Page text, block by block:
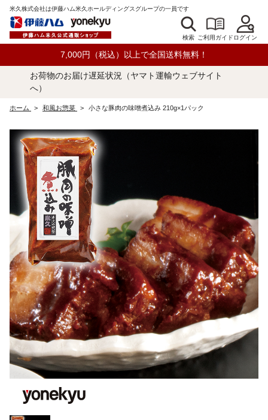
米久株式会社は伊藤ハム米久ホールディングスグループの一員です
検索 ご利用ガイドログイン
7,000円（税込）以上で全国送料無料！
お荷物のお届け遅延状況（ヤマト運輸ウェブサイト
へ）
ホーム > 和風お惣菜 > 小さな豚肉の味噌煮込み 210g×1パック